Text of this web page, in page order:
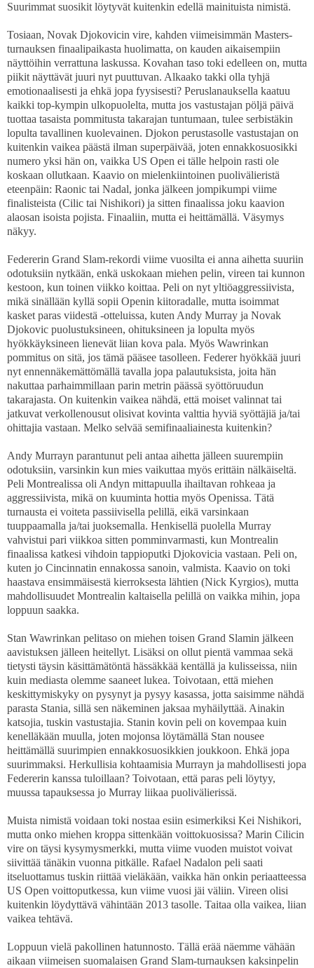
Suurimmat suosikit löytyvät kuitenkin edellä mainituista nimistä.
Tosiaan, Novak Djokovicin vire, kahden viimeisimmän Masters-
turnauksen finaalipaikasta huolimatta, on kauden aikaisempiin
näyttöihin verrattuna laskussa. Kovahan taso toki edelleen on, mutta
piikit näyttävät juuri nyt puuttuvan. Alkaako takki olla tyhjä
emotionaalisesti ja ehkä jopa fyysisesti? Peruslanauksella kaatuu
kaikki top-kympin ulkopuolelta, mutta jos vastustajan pöljä päivä
tuottaa tasaista pommitusta takarajan tuntumaan, tulee serbistäkin
lopulta tavallinen kuolevainen. Djokon perustasolle vastustajan on
kuitenkin vaikea päästä ilman superpäivää, joten ennakkosuosikki
numero yksi hän on, vaikka US Open ei tälle helpoin rasti ole
koskaan ollutkaan. Kaavio on mielenkiintoinen puolivälieristä
eteenpäin: Raonic tai Nadal, jonka jälkeen jompikumpi viime
finalisteista (Cilic tai Nishikori) ja sitten finaalissa joku kaavion
alaosan isoista pojista. Finaaliin, mutta ei heittämällä. Väsymys
näkyy.
Federerin Grand Slam-rekordi viime vuosilta ei anna aihetta suuriin
odotuksiin nytkään, enkä uskokaan miehen pelin, vireen tai kunnon
kestoon, kun toinen viikko koittaa. Peli on nyt yltiöaggressiivista,
mikä sinällään kyllä sopii Openin kiitoradalle, mutta isoimmat
kasket paras viidestä -otteluissa, kuten Andy Murray ja Novak
Djokovic puolustuksineen, ohituksineen ja lopulta myös
hyökkäyksineen lienevät liian kova pala. Myös Wawrinkan
pommitus on sitä, jos tämä pääsee tasolleen. Federer hyökkää juuri
nyt ennennäkemättömällä tavalla jopa palautuksista, joita hän
nakuttaa parhaimmillaan parin metrin päässä syöttöruudun
takarajasta. On kuitenkin vaikea nähdä, että moiset valinnat tai
jatkuvat verkollenousut olisivat kovinta valttia hyviä syöttäjiä ja/tai
ohittajia vastaan. Melko selvää semifinaaliainesta kuitenkin?
Andy Murrayn parantunut peli antaa aihetta jälleen suurempiin
odotuksiin, varsinkin kun mies vaikuttaa myös erittäin nälkäiseltä.
Peli Montrealissa oli Andyn mittapuulla ihailtavan rohkeaa ja
aggressiivista, mikä on kuuminta hottia myös Openissa. Tätä
turnausta ei voiteta passiivisella pelillä, eikä varsinkaan
tuuppaamalla ja/tai juoksemalla. Henkisellä puolella Murray
vahvistui pari viikkoa sitten pomminvarmasti, kun Montrealin
finaalissa katkesi vihdoin tappioputki Djokovicia vastaan. Peli on,
kuten jo Cincinnatin ennakossa sanoin, valmista. Kaavio on toki
haastava ensimmäisestä kierroksesta lähtien (Nick Kyrgios), mutta
mahdollisuudet Montrealin kaltaisella pelillä on vaikka mihin, jopa
loppuun saakka.
Stan Wawrinkan pelitaso on miehen toisen Grand Slamin jälkeen
aavistuksen jälleen heitellyt. Lisäksi on ollut pientä vammaa sekä
tietysti täysin käsittämätöntä hässäkkää kentällä ja kulisseissa, niin
kuin mediasta olemme saaneet lukea. Toivotaan, että miehen
keskittymiskyky on pysynyt ja pysyy kasassa, jotta saisimme nähdä
parasta Stania, sillä sen näkeminen jaksaa myhäilyttää. Ainakin
katsojia, tuskin vastustajia. Stanin kovin peli on kovempaa kuin
kenelläkään muulla, joten mojonsa löytämällä Stan nousee
heittämällä suurimpien ennakkosuosikkien joukkoon. Ehkä jopa
suurimmaksi. Herkullisia kohtaamisia Murrayn ja mahdollisesti jopa
Federerin kanssa tuloillaan? Toivotaan, että paras peli löytyy,
muussa tapauksessa jo Murray liikaa puolivälierissä.
Muista nimistä voidaan toki nostaa esiin esimerkiksi Kei Nishikori,
mutta onko miehen kroppa sittenkään voittokuosissa? Marin Cilicin
vire on täysi kysymysmerkki, mutta viime vuoden muistot voivat
siivittää tänäkin vuonna pitkälle. Rafael Nadalon peli saati
itseluottamus tuskin riittää vieläkään, vaikka hän onkin periaatteessa
US Open voittoputkessa, kun viime vuosi jäi väliin. Vireen olisi
kuitenkin löydyttävä vähintään 2013 tasolle. Taitaa olla vaikea, liian
vaikea tehtävä.
Loppuun vielä pakollinen hatunnosto. Tällä erää näemme vähään
aikaan viimeisen suomalaisen Grand Slam-turnauksen kaksinpelin